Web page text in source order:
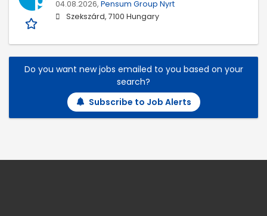
04.08.2026, Pensum Group Nyrt
Szekszárd, 7100 Hungary
Do you want new jobs emailed to you based on your
search?
Subscribe to Job Alerts